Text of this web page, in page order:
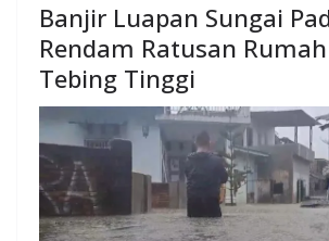
Banjir Luapan Sungai
Rendam Ratusan
Tebing Tinggi